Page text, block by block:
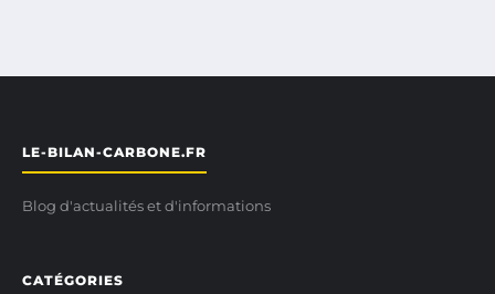
LE-BILAN-CARBONE.FR
Blog d'actualités et d'informations
CATÉGORIES